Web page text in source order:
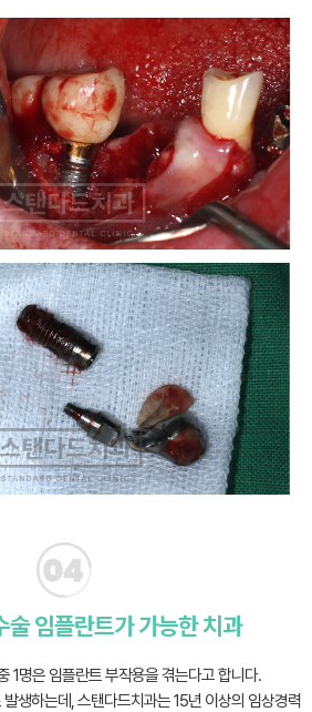
술 임플란트가 가능한 치과
1명은 임플란트 부작용을 겪는다고 합니다.
생하는데, 스탠다드치과는 15년 이상의 임상경력